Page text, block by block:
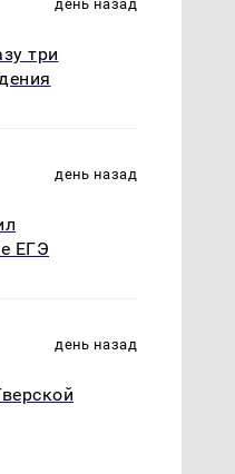
день назад
три
день назад
ЕГЭ
день назад